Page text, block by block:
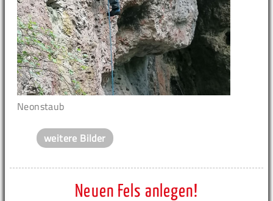
Neonstaub
weitere Bilder
Neuen Fels anlegen!